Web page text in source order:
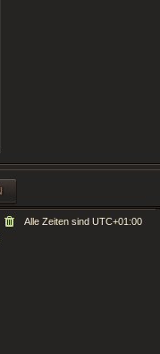
Alle Zeiten sind UTC+01:00